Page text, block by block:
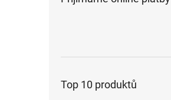
Top 10 produktů